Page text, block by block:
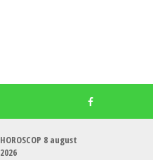
HOROSCOP 8 august
2026